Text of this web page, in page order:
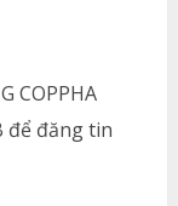
COPPHA
để đăng tin